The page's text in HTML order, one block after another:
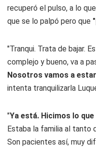
recuperó el pulso, a lo
que se lo palpó pero que
"Tranqui. Trata de bajar.
complejo y bueno, va a
Nosotros vamos a
intenta tranquilizarla
"Ya está. Hicimos lo
Estaba la familia al tanto
Son pacientes así, muy